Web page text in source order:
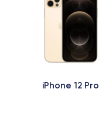
iPhone 12 Pro